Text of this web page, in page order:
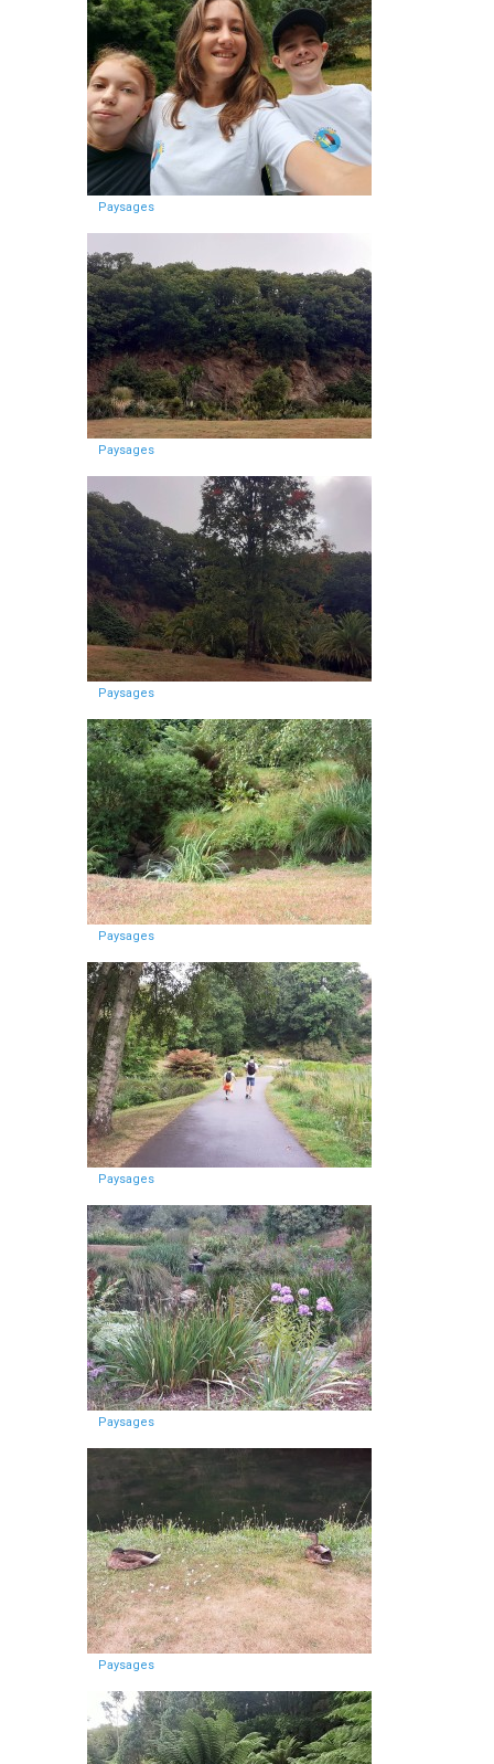
Paysages
Paysages
Paysages
Paysages
Paysages
Paysages
Paysages